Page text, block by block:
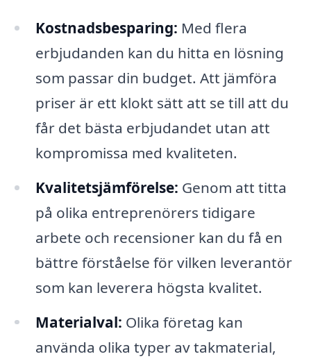
Kostnadsbesparing: Med flera
erbjudanden kan du hitta en lösning
som passar din budget. Att jämföra
priser är ett klokt sätt att se till att du
får det bästa erbjudandet utan att
kompromissa med kvaliteten.
Kvalitetsjämförelse: Genom att titta
på olika entreprenörers tidigare
arbete och recensioner kan du få en
bättre förståelse för vilken leverantör
som kan leverera högsta kvalitet.
Materialval: Olika företag kan
använda olika typer av takmaterial,